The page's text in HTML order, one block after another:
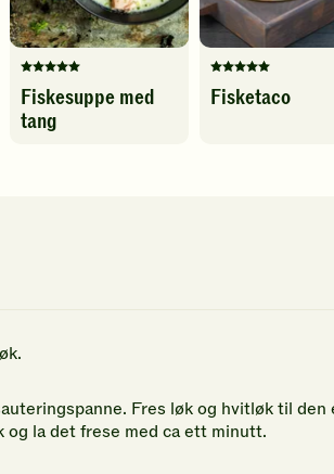
Denne
oppskriften
har
Fiskesuppe med
tang
Denne
oppskriften
Fisketaco
Fres løk og hvitløk til den
og la det frese med ca ett minutt.